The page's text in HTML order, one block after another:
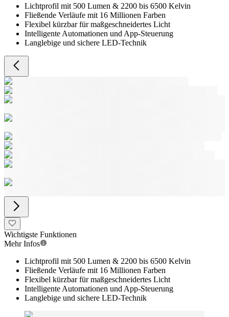
Lichtprofil mit 500 Lumen & 2200 bis 6500 Kelvin
Fließende Verläufe mit 16 Millionen Farben
Flexibel kürzbar für maßgeschneidertes Licht
Intelligente Automationen und App-Steuerung
Langlebige und sichere LED-Technik
Wichtigste Funktionen
Mehr Infos
Lichtprofil mit 500 Lumen & 2200 bis 6500 Kelvin
Fließende Verläufe mit 16 Millionen Farben
Flexibel kürzbar für maßgeschneidertes Licht
Intelligente Automationen und App-Steuerung
Langlebige und sichere LED-Technik